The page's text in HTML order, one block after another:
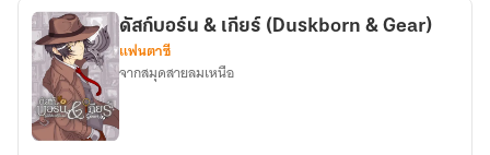
ดัสก์บอร์น & เกียร์ (Duskborn & Gear)
แฟนตาซี
จากสมุดสายลมเหนือ